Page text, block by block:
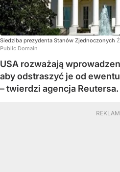
Siedziba prezydenta Stanów Zjednoczonych
Public Domain
USA rozważają
aby odstraszyć je od
– twierdzi agencja Reutersa.